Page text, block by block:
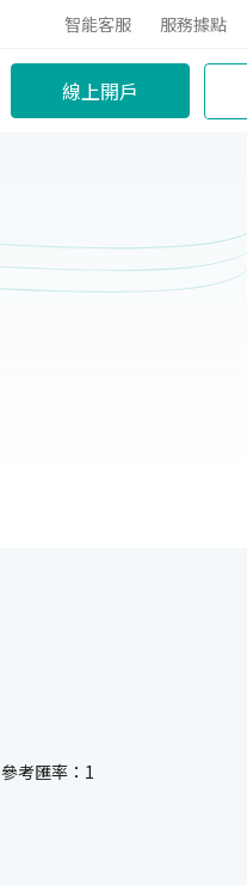
智能客服 服務據點
線上開戶
參考匯率：1